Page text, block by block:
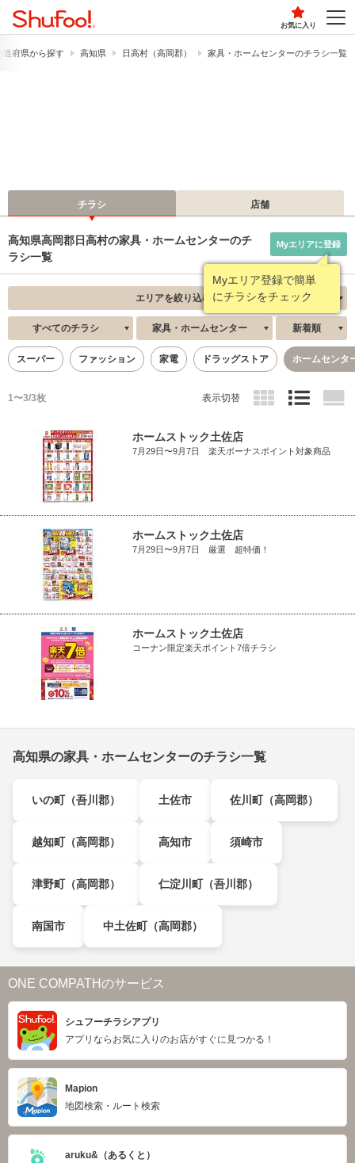
お気に入り
道府県から探す 高知県 日高村（高岡郡） 家具・ホームセンターのチラシ一覧
チラシ 店舗
高知県高岡郡日高村の家具・ホームセンターのチ
ラシ一覧
Myエリア登録で簡単
にチラシをチェック
Myエリアに登録
エリアを絞り込む
すべてのチラシ 家具・ホームセンター 新着順
スーパー ファッション 家電 ドラッグストア ホームセンタ
1〜3/3枚 表示切替
ホームストック土佐店
7月29日〜9月7日 楽天ボーナスポイント対象商品
ホームストック土佐店
7月29日〜9月7日 厳選 超特価！
ホームストック土佐店
コーナン限定楽天ポイント7倍チラシ
高知県の家具・ホームセンターのチラシ一覧
いの町（吾川郡） 土佐市 佐川町（高岡郡）
越知町（高岡郡） 高知市 須崎市
津野町（高岡郡） 仁淀川町（吾川郡）
南国市 中土佐町（高岡郡）
ONE COMPATHのサービス
シュフーチラシアプリ
アプリならお気に入りのお店がすぐに見つかる！
Mapion
地図検索・ルート検索
aruku&（あるくと）